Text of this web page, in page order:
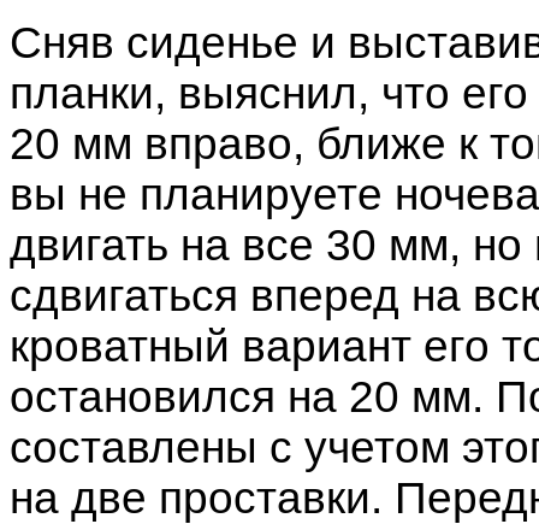
Сняв сиденье и
планки, выяснил, что
20 мм вправо, ближе к
вы не планируете
двигать на все 30 мм,
сдвигаться вперед на
кроватный вариант его
остановился на 20 мм.
составлены с учетом
на две проставки.